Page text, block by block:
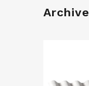
Archive